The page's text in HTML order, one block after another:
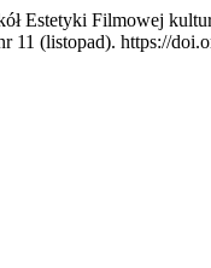
Estetyki Filmowej
11 (listopad). https://